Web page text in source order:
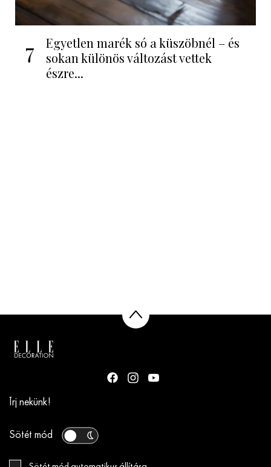
7
Egyetlen marék só a küszöbnél – és
sokan különös változást vettek
észre...
Írj nekünk!
Sötét mód